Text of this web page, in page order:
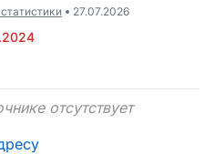
27.07.2026
отсутствует